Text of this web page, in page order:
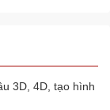
3D, 4D, tạo hình